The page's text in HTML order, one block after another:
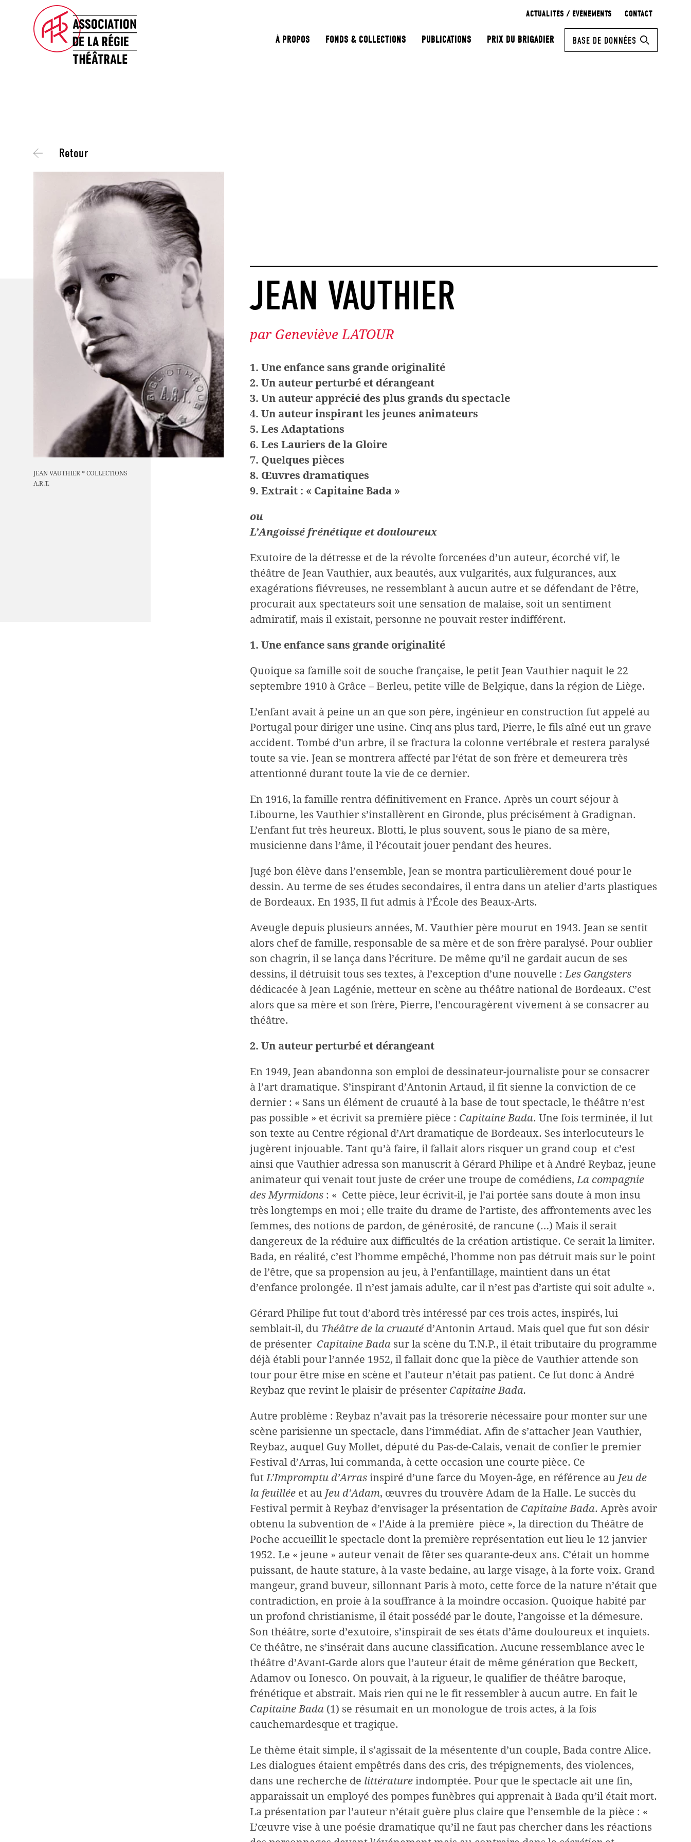
ACTUALITÉS / ÉVÉNEMENTS CONTACT
À PROPOS FONDS & COLLECTIONS PUBLICATIONS PRIX DU BRIGADIER BASE DE DONNÉES
JEAN VAUTHIER
par Geneviève LATOUR
Retour
JEAN VAUTHIER * COLLECTIONS
A.R.T.
1. Une enfance sans grande originalité
2. Un auteur perturbé et dérangeant
3. Un auteur apprécié des plus grands du spectacle
4. Un auteur inspirant les jeunes animateurs
5. Les Adaptations
6.Les Lauriers de la Gloire
7. Quelques pièces
8. Œuvres dramatiques
9. Extrait : « Capitaine Bada »
ou
L’Angoissé frénétique et douloureux
Exutoire de la détresse et de la révolte forcenées d’un auteur, écorché vif, le
théâtre de Jean Vauthier, aux beautés, aux vulgarités, aux fulgurances, aux
exagérations fiévreuses, ne ressemblant à aucun autre et se défendant de l’être,
procurait aux spectateurs soit une sensation de malaise, soit un sentiment
admiratif, mais il existait, personne ne pouvait rester indifférent.
1. Une enfance sans grande originalité
Quoique sa famille soit de souche française, le petit Jean Vauthier naquit le 22
septembre 1910 à Grâce – Berleu, petite ville de Belgique, dans la région de Liège.
L’enfant avait à peine un an que son père, ingénieur en construction fut appelé au
Portugal pour diriger une usine. Cinq ans plus tard, Pierre, le fils aîné eut un grave
accident. Tombé d’un arbre, il se fractura la colonne vertébrale et restera paralysé
toute sa vie. Jean se montrera affecté par l‘état de son frère et demeurera très
attentionné durant toute la vie de ce dernier.
En 1916, la famille rentra définitivement en France. Après un court séjour à
Libourne, les Vauthier s’installèrent en Gironde, plus précisément à Gradignan.
L’enfant fut très heureux. Blotti, le plus souvent, sous le piano de sa mère,
musicienne dans l’âme, il l’écoutait jouer pendant des heures.
Jugé bon élève dans l’ensemble, Jean se montra particulièrement doué pour le
dessin. Au terme de ses études secondaires, il entra dans un atelier d’arts plastiques
de Bordeaux. En 1935, Il fut admis à l’École des Beaux-Arts.
Aveugle depuis plusieurs années, M. Vauthier père mourut en 1943. Jean se sentit
alors chef de famille, responsable de sa mère et de son frère paralysé. Pour oublier
son chagrin, il se lança dans l’écriture. De même qu’il ne gardait aucun de ses
dessins, il détruisit tous ses textes, à l’exception d’une nouvelle :Les Gangsters
dédicacée à Jean Lagénie, metteur en scène au théâtre national de Bordeaux. C’est
alors que sa mère et son frère, Pierre, l’encouragèrent vivement à se consacrer au
théâtre.
2.Un auteur perturbé et dérangeant
En 1949, Jean abandonna son emploi de dessinateur-journaliste pour se consacrer
à l’art dramatique. S’inspirant d’Antonin Artaud, il fit sienne la conviction de ce
dernier : « Sans un élément de cruauté à la base de tout spectacle, le théâtre n’est
pas possible » et écrivit sa première pièce : Capitaine Bada. Une fois terminée, il lut
son texte au Centre régional d’Art dramatique de Bordeaux. Ses interlocuteurs le
jugèrent injouable. Tant qu’à faire, il fallait alors risquer un grand coup et c’est
ainsi que Vauthier adressa son manuscrit à Gérard Philipe et à André Reybaz, jeune
animateur qui venait tout juste de créer une troupe de comédiens,La compagnie
des Myrmidons : « Cette pièce, leur écrivit-il, je l’ai portée sans doute à mon insu
très longtemps en moi ; elle traite du drame de l’artiste, des affrontements avec les
femmes, des notions de pardon, de générosité, de rancune (…) Mais il serait
dangereux de la réduire aux difficultés de la création artistique. Ce serait la limiter.
Bada, en réalité, c’est l’homme empêché, l’homme non pas détruit mais sur le point
de l’être, que sa propension au jeu, à l’enfantillage, maintient dans un état
d’enfance prolongée. Il n’est jamais adulte, car il n’est pas d’artiste qui soit adulte ».
Gérard Philipe fut tout d’abord très intéressé par ces trois actes, inspirés, lui
semblait-il, du Théâtre de la cruauté d’Antonin Artaud. Mais quel que fut son désir
de présenter Capitaine Bada sur la scène du T.N.P., il était tributaire du programme
déjà établi pour l’année 1952, il fallait donc que la pièce de Vauthier attende son
tour pour être mise en scène et l’auteur n’était pas patient. Ce fut donc à André
Reybaz que revint le plaisir de présenter Capitaine Bada.
Autre problème : Reybaz n’avait pas la trésorerie nécessaire pour monter sur une
scène parisienne un spectacle, dans l’immédiat. Afin de s’attacher Jean Vauthier,
Reybaz, auquel Guy Mollet, député du Pas-de-Calais, venait de confier le premier
Festival d’Arras, lui commanda, à cette occasion une courte pièce. Ce
futL’Impromptu d’Arrasinspiré d’une farce du Moyen-âge, en référence au Jeu de
la feuillée et au Jeu d’Adam, œuvres du trouvère Adam de la Halle. Le succès du
Festival permit à Reybaz d’envisager la présentation de Capitaine Bada. Après avoir
obtenu la subvention de « l’Aide à la première pièce », la direction du Théâtre de
Poche accueillit le spectacle dont la première représentation eut lieu le 12 janvier
1952. Le « jeune » auteur venait de fêter ses quarante-deux ans. C’était un homme
puissant, de haute stature, à la vaste bedaine, au large visage, à la forte voix. Grand
mangeur, grand buveur, sillonnant Paris à moto, cette force de la nature n’était que
contradiction, en proie à la souffrance à la moindre occasion. Quoique habité par
un profond christianisme, il était possédé par le doute, l’angoisse et la démesure.
Son théâtre, sorte d’exutoire, s’inspirait de ses états d’âme douloureux et inquiets.
Ce théâtre, ne s’insérait dans aucune classification. Aucune ressemblance avec le
théâtre d’Avant-Garde alors que l’auteur était de même génération que Beckett,
Adamov ou Ionesco. On pouvait, à la rigueur, le qualifier de théâtre baroque,
frénétique et abstrait. Mais rien qui ne le fit ressembler à aucun autre. En fait le
Capitaine Bada (1) se résumait en un monologue de trois actes, à la fois
cauchemardesque et tragique.
Le thème était simple, il s’agissait de la mésentente d’un couple, Bada contre Alice.
Les dialogues étaient empêtrés dans des cris, des trépignements, des violences,
dans une recherche de littératureindomptée. Pour que le spectacle ait une fin,
apparaissait un employé des pompes funèbres qui apprenait à Bada qu’il était mort.
La présentation par l’auteur n’était guère plus claire que l’ensemble de la pièce : «
L’œuvre vise à une poésie dramatique qu’il ne faut pas chercher dans les réactions